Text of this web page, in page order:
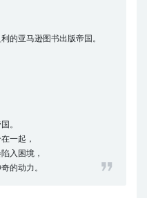
的亚马逊图书出版帝国。
。
一起，
入困境，
的动力。